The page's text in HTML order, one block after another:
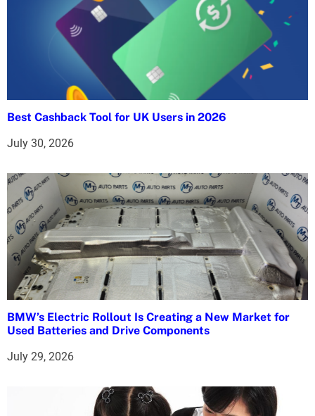
i
o
Best Cashback Tool for UK Users in 2026
July 30, 2026
BMW’s Electric Rollout Is Creating a New Market for
Used Batteries and Drive Components
July 29, 2026